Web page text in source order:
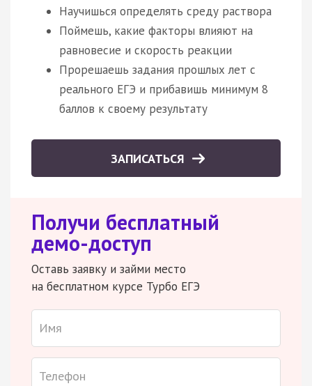
Научишься определять среду раствора
Поймешь, какие факторы влияют на
равновесие и скорость реакции
Прорешаешь задания прошлых лет с
реального ЕГЭ и прибавишь минимум 8
баллов к своему результату
ЗАПИСАТЬСЯ
Получи бесплатный
демо-доступ
Оставь заявку и займи место
на бесплатном курсе Турбо ЕГЭ